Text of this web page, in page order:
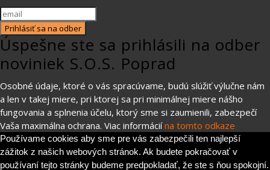
Prihlásiť sa na odber
Úspešne ste sa prihlásili na odber
noviniek S.O.S. Poprad
Osobné údaje, ktoré o vás spracúvame, budú slúžiť výlučne nám
a len v takej miere, pri ktorej sa pri minimálnej miere nášho
fungovania a splnenia účelu, ktorý sme si zaumienili, zabezpečí
Vaša maximálna ochrana. Viac informácií na tomto odkaze
Používame cookies aby sme pre vás zabezpečili ten najlepší
zážitok z našich webových stránok. Ak budete pokračovať v
používaní tejto stránky budeme predpokladať, že ste s ňou spokojní.